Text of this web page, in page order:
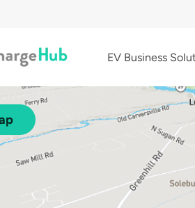
EV Business